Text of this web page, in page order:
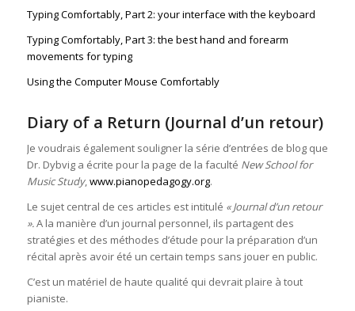
Typing Comfortably, Part 2: your interface with the keyboard
Typing Comfortably, Part 3: the best hand and forearm
movements for typing
Using the Computer Mouse Comfortably
Diary of a Return (Journal d’un retour)
Je voudrais également souligner la série d’entrées de blog que
Dr. Dybvig a écrite pour la page de la faculté New School for
Music Study,www.pianopedagogy.org.
Le sujet central de ces articles est intitulé « Journal d’un retour
».A la manière d’un journal personnel, ils partagent des
stratégies et des méthodes d’étude pour la préparation d’un
récital après avoir été un certain temps sans jouer en public.
C’est un matériel de haute qualité qui devrait plaire à tout
pianiste.